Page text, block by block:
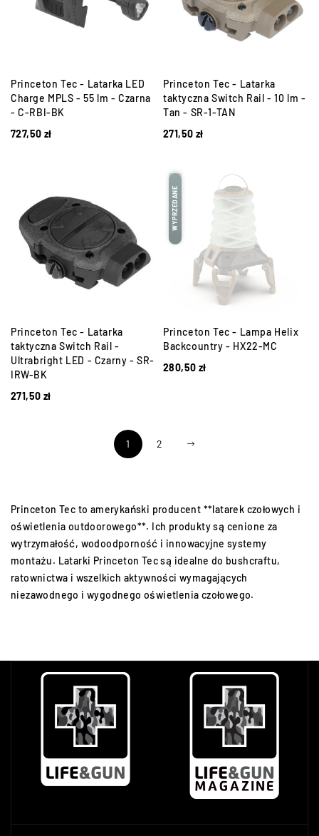
Princeton Tec - Latarka LED
Charge MPLS - 55 lm - Czarna
- C-RBI-BK
727,50 zł
Princeton Tec - Latarka
taktyczna Switch Rail - 10 lm -
Tan - SR-1-TAN
271,50 zł
Princeton Tec - Latarka
taktyczna Switch Rail -
Ultrabright LED - Czarny - SR-
IRW-BK
271,50 zł
WYPRZEDANE
Princeton Tec - Lampa Helix
Backcountry - HX22-MC
280,50 zł
1 2
Princeton Tec to amerykański producent **latarek czołowych i
oświetlenia outdoorowego**. Ich produkty są cenione za
wytrzymałość, wodoodporność i innowacyjne systemy
montażu. Latarki Princeton Tec są idealne do bushcraftu,
ratownictwa i wszelkich aktywności wymagających
niezawodnego i wygodnego oświetlenia czołowego.